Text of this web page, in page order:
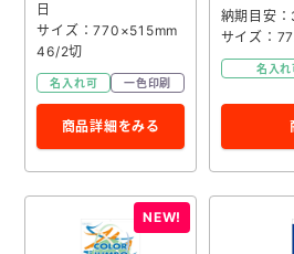
日
サイズ：770×515mm
46/2切
名入れ可 一色印刷
商品詳細をみる
納期目安
サイズ：
名入れ